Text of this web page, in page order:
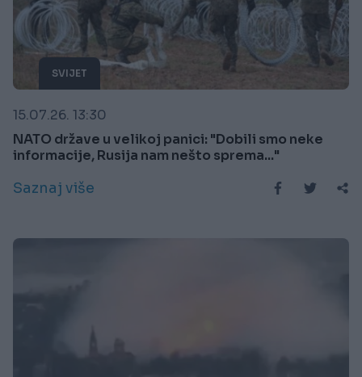
SVIJET
15.07.26. 13:30
NATO države u velikoj panici: "Dobili smo neke
informacije, Rusija nam nešto sprema..."
Saznaj više